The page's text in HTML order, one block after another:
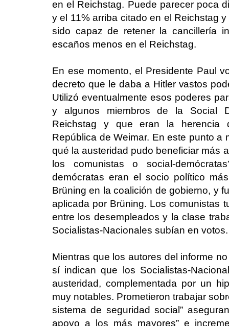
en el Reichstag. Puede parecer poca
y el 11% arriba citado en el Reichstag
sido capaz de retener la cancillería
escaños menos en el Reichstag.
En ese momento, el Presidente Paul
decreto que le daba a Hitler vastos
Utilizó eventualmente esos poderes
y algunos miembros de la Social
Reichstag y que eran la herencia
República de Weimar. En este punto
qué la austeridad pudo beneficiar más
los comunistas o social-
demócratas eran el socio político
Brüning en la coalición de gobierno, y
aplicada por Brüning. Los comunistas
entre los desempleados y la clase
Socialistas-Nacionales subían en votos.
Mientras que los autores del informe
sí indican que los Socialistas-
austeridad, complementada por un
muy notables. Prometieron trabajar
sistema de seguridad social”
apoyo a los más mayores” e